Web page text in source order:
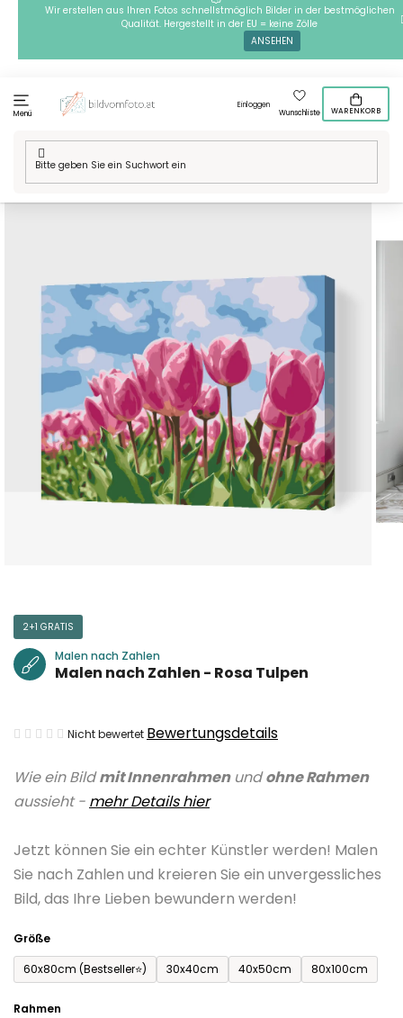
springen
Wir erstellen aus Ihren Fotos schnellstmöglich Bilder in der bestmöglichen
Qualität. Hergestellt in der EU = keine Zölle
ANSEHEN
Menü
Einloggen
Wunschliste
WARENKORB
Startseite
/ Technik / Malen nach Zahlen / Malen nach Zahlen -
Rosa Tulpen
Wie ein Bildmit Innenrahmenundohne Rahmen
aussieht - mehr Details hier
Jetzt können Sie ein echter Künstler werden! Malen
Sie nach Zahlen und kreieren Sie ein unvergessliches
Bild, das Ihre Lieben bewundern werden!
Größe
60x80cm (Bestseller⭐)
30x40cm 40x50cm 80x100cm
Rahmen
2+1 GRATIS
Malen nach Zahlen
Malen nach Zahlen - Rosa Tulpen
Die
Produktbewertung
ist
von
5
Sternen.
Nicht bewertet Bewertungsdetails